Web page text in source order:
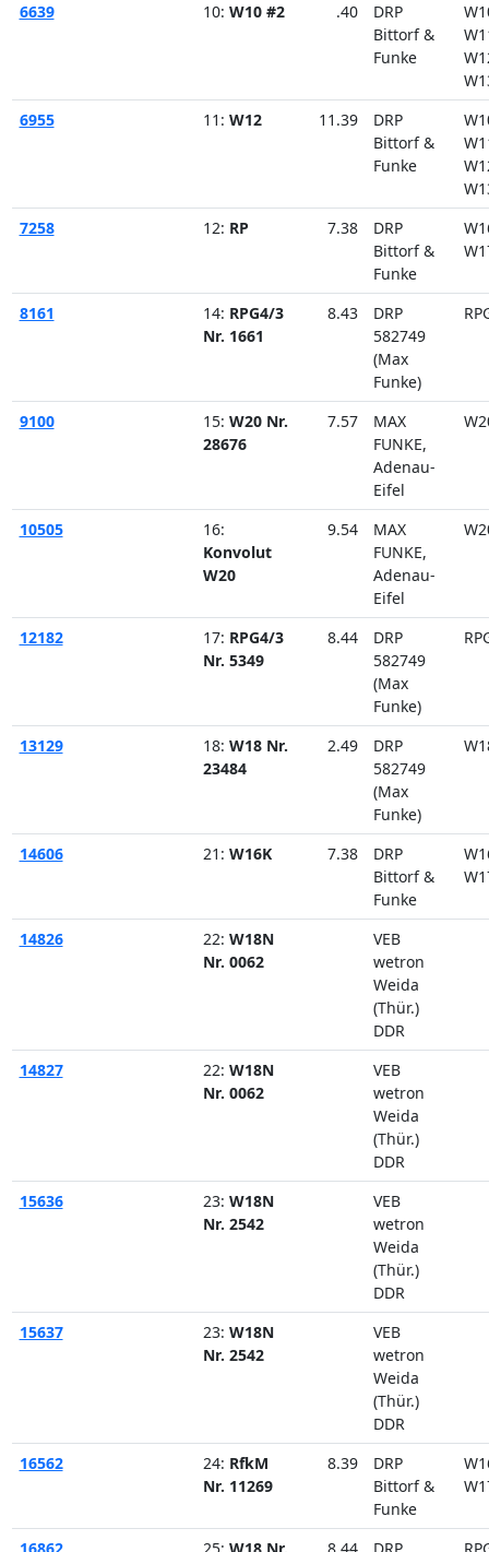
6639
10: W10 #2 .40
DRP
Bittorf &
Funke
6955
11: W12 11.39
DRP
Bittorf &
Funke
7258
12: RP 7.38
DRP
Bittorf &
Funke
8161 14: RPG4/3
Nr. 1661
8.43
DRP
582749
(Max
Funke)
9100 15: W20 Nr.
28676
7.57
MAX
FUNKE,
Adenau-
Eifel
10505
16:
Konvolut
W20
9.54
MAX
FUNKE,
Adenau-
Eifel
12182 17: RPG4/3
Nr. 5349
8.44
DRP
582749
(Max
Funke)
13129 18: W18 Nr.
23484
2.49
DRP
582749
(Max
Funke)
14606 21: W16K 7.38
DRP
Bittorf &
Funke
14826 22: W18N
Nr. 0062
VEB
wetron
Weida
(Thür.)
DDR
14827
22: W18N
Nr. 0062
VEB
wetron
Weida
(Thür.)
DDR
15636
23: W18N
Nr. 2542
VEB
wetron
Weida
(Thür.)
DDR
15637
23: W18N
Nr. 2542
VEB
wetron
Weida
(Thür.)
DDR
16562
24: RfkM
Nr. 11269
8.39
DRP
Bittorf &
Funke